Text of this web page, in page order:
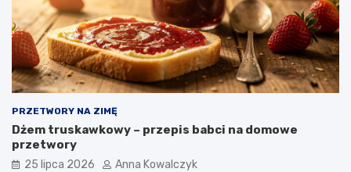
PRZETWORY NA ZIMĘ
Dżem truskawkowy – przepis babci na domowe
przetwory
25 lipca 2026 Anna Kowalczyk